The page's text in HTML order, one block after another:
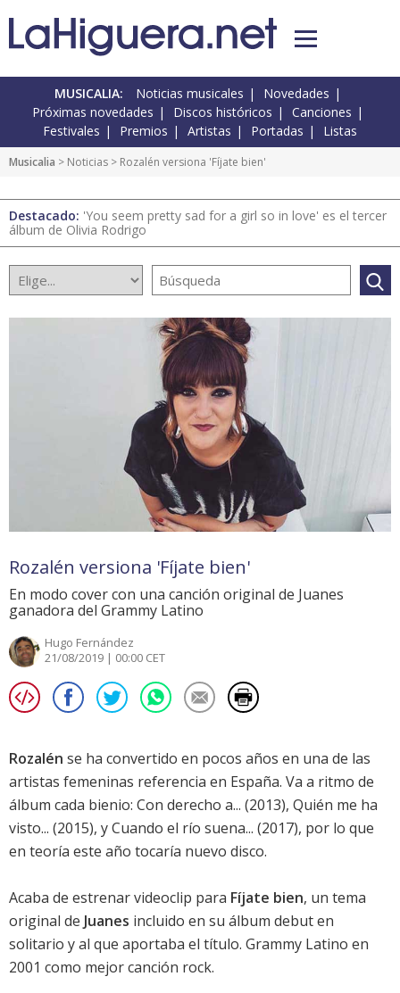
MUSICALIA: Noticias musicales
Novedades
Próximas novedades
Discos históricos
Canciones
Festivales
Premios Artistas Portadas Listas
Musicalia > Noticias > Rozalén versiona 'Fíjate bien'
Destacado: 'You seem pretty sad for a girl so in love' es el tercer
álbum de Olivia Rodrigo
Rozalén versiona 'Fíjate bien'
En modo cover con una canción original de Juanes
ganadora del Grammy Latino
Hugo Fernández
21/08/2019 | 00:00 CET
Rozalén se ha convertido en pocos años en una de las
artistas femeninas referencia en España. Va a ritmo de
álbum cada bienio: Con derecho a... (2013), Quién me ha
visto... (2015), yCuando el río suena... (2017), por lo que
en teoría este año tocaría nuevo disco.
Acaba de estrenar videoclip para Fíjate bien, un tema
original de Juanes incluido en su álbum debut en
solitario y al que aportaba el título. Grammy Latino en
2001 como mejor canción rock.